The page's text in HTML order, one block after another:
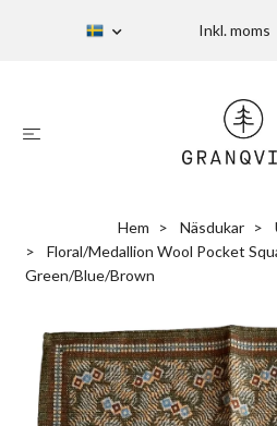
Inkl. moms
Hem Näsdukar
Floral/Medallion Wool Pocket
Green/Blue/Brown